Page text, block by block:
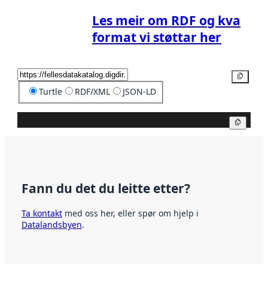
Les meir om RDF og kva
format vi støttar her
Turtle RDF/XML JSON-LD
Fann du det du leitte etter?
Ta kontakt med oss her, eller spør om hjelp i
Datalandsbyen.